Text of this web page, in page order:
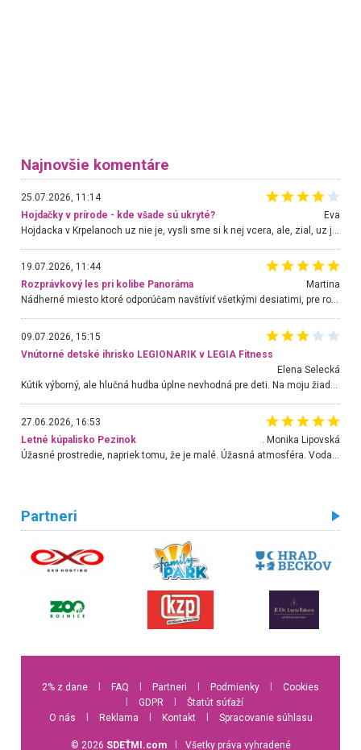
Najnovšie komentáre
25.07.2026, 11:14
Hojdačky v prírode - kde všade sú ukryté?
Eva
19.07.2026, 11:44
Rozprávkový les pri kolibe Panoráma
Martina
Nádherné miesto ktoré odporúčam navštíviť všetkými desiatimi, pre rodiny s deťmi, dôchodcom... Proste a jednoducho ozaj rozprávkový les.. určite ešte prídeme. Odniesli sme si na pamiatku krásne tričká,
09.07.2026, 15:15
Vnútorné detské ihrisko LEGIONARIK v LEGIA Fitness
Elena Selecká
Kútik výborný, ale hlučná hudba úplne nevhodná pre deti. Na moju žiadosť o aspoň sušenie nereagovali.
27.06.2026, 16:53
Letné kúpalisko Pezinok
. Monika Lipovská
Partneri
2% z dane FAQ Partneri Podmienky
Cookies
GDPR
Štatút súťaží
O nás
Reklama Kontakt Spracovanie súhlasu
© 2026 SDEŤMI.com Všetky práva vyhradené